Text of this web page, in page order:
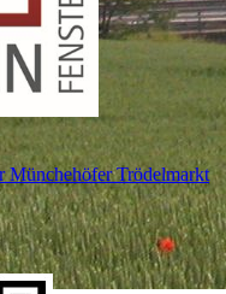
Münchehöfer Trödelmarkt